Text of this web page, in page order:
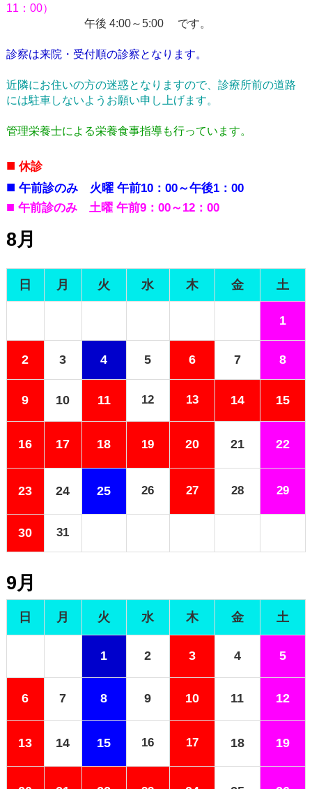
11：00）
午後 4:00～5:00 です。
診察は来院・受付順の診察となります。
近隣にお住いの方の迷惑となりますので、診療所前の道路
には駐車しないようお願い申し上げます。
管理栄養士による栄養食事指導も行っています。
■ 休診
■ 午前診のみ 火曜 午前10：00～午後1：00
■ 午前診のみ土曜 午前9：00～12：00
8月
日 月 火 水 木 金 土
1
2 3 4 5 6 7 8
9 10 11 12 13 14 15
16 17 18 19 20 21 22
23 24 25 26 27 28 29
30 31
9月
日 月 火 水 木 金 土
1 2 3 4 5
6 7 8 9 10 11 12
13 14 15 16 17 18 19